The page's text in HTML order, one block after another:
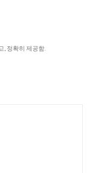
, 정확히 제공함.